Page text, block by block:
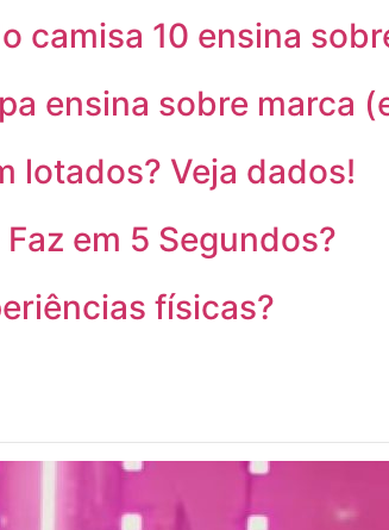
camisa 10 ensina
ensina sobre marca
lotados? Veja dados!
em 5 Segundos?
físicas?